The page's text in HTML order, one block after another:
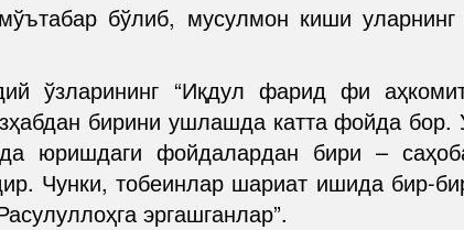
бўлиб, мусулмон киши
ўзларининг “Иқдул фарид фи
бирини ушлашда катта фойда
юришдаги фойдалардан бири –
Чунки, тобеинлар шариат ишида бир-
эргашганлар”.